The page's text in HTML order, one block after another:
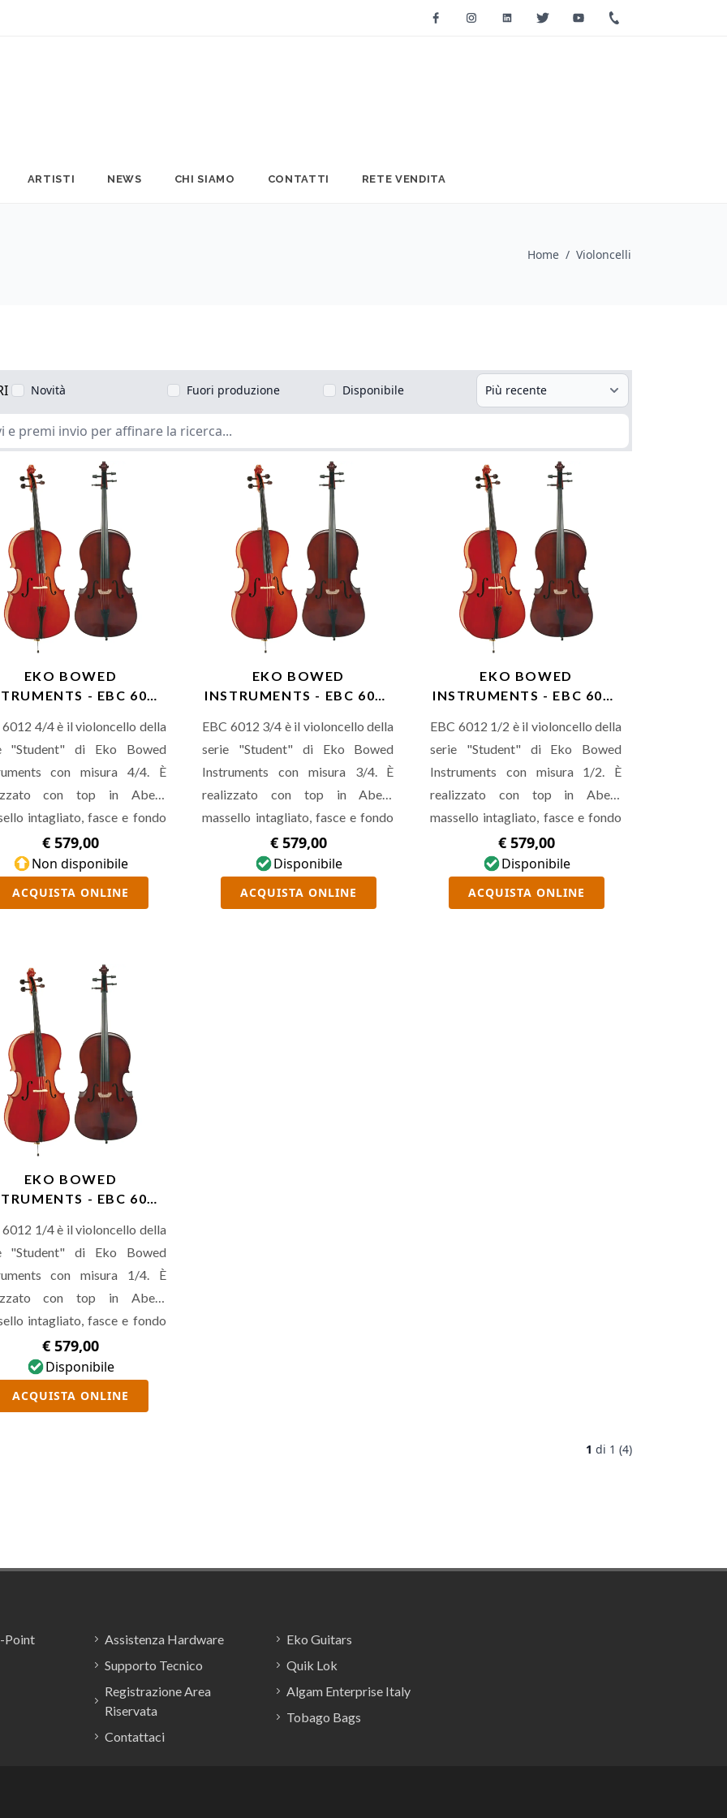
FacebookInstagramLinkedinTwitter Youtube
ARTISTI NEWS CHI SIAMO CONTATTI RETE VENDITA
Home / Violoncelli
Novità Fuori produzione Disponibile
EKO BOWED
- EBC 6012
6012 4/4 è il violoncello della
"Student" di Eko Bowed
con misura 4/4. È
con top in Abete
intagliato, fasce e fondo
massello intagliato,
e paletta in Acero massello
e tastiera in Hardwood.
per lo studente che
viene fornito con cover
in spugna 1 cm, archetto
di cavallo e colofonia.
€ 579,00
Non disponibile
ACQUISTA ONLINE
EKO BOWED
INSTRUMENTS - EBC 6012
EBC 6012 3/4 è il violoncello della
serie "Student" di Eko Bowed
Instruments con misura 3/4. È
realizzato con top in Abete
massello intagliato, fasce e fondo
in Acero massello intagliato,
manico e paletta in Acero massello
intagliato e tastiera in Hardwood.
Ideale per lo studente che
€ 579,00
Disponibile
ACQUISTA ONLINE
EKO BOWED
INSTRUMENTS - EBC 6012
EBC 6012 1/2 è il violoncello della
serie "Student" di Eko Bowed
Instruments con misura 1/2. È
realizzato con top in Abete
massello intagliato, fasce e fondo
in Acero massello intagliato,
manico e paletta in Acero massello
intagliato e tastiera in Hardwood.
Ideale per lo studente che
€ 579,00
Disponibile
ACQUISTA ONLINE
EKO BOWED
- EBC 6012
6012 1/4 è il violoncello della
"Student" di Eko Bowed
con misura 1/4. È
con top in Abete
intagliato, fasce e fondo
massello intagliato,
e paletta in Acero massello
per lo studente che
€ 579,00
Disponibile
ACQUISTA ONLINE
1 di 1 (4)
Point
Assistenza Hardware
Supporto Tecnico
Registrazione Area
Riservata
Contattaci
Eko Guitars
Quik Lok
Algam Enterprise Italy
Tobago Bags